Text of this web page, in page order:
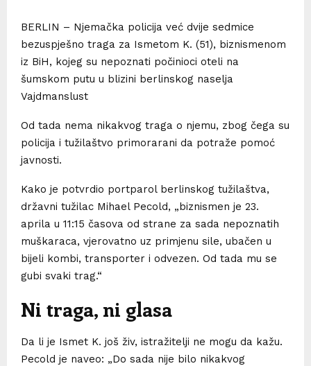
BERLIN – Njemačka policija već dvije sedmice
bezuspješno traga za Ismetom K. (51), biznismenom
iz BiH, kojeg su nepoznati počinioci oteli na
šumskom putu u blizini berlinskog naselja
Vajdmanslust
Od tada nema nikakvog traga o njemu, zbog čega su
policija i tužilaštvo primorarani da potraže pomoć
javnosti.
Kako je potvrdio portparol berlinskog tužilaštva,
državni tužilac Mihael Pecold, „biznismen je 23.
aprila u 11:15 časova od strane za sada nepoznatih
muškaraca, vjerovatno uz primjenu sile, ubačen u
bijeli kombi, transporter i odvezen. Od tada mu se
gubi svaki trag.“
Ni traga, ni glasa
Da li je Ismet K. još živ, istražitelji ne mogu da kažu.
Pecold je naveo: „Do sada nije bilo nikakvog